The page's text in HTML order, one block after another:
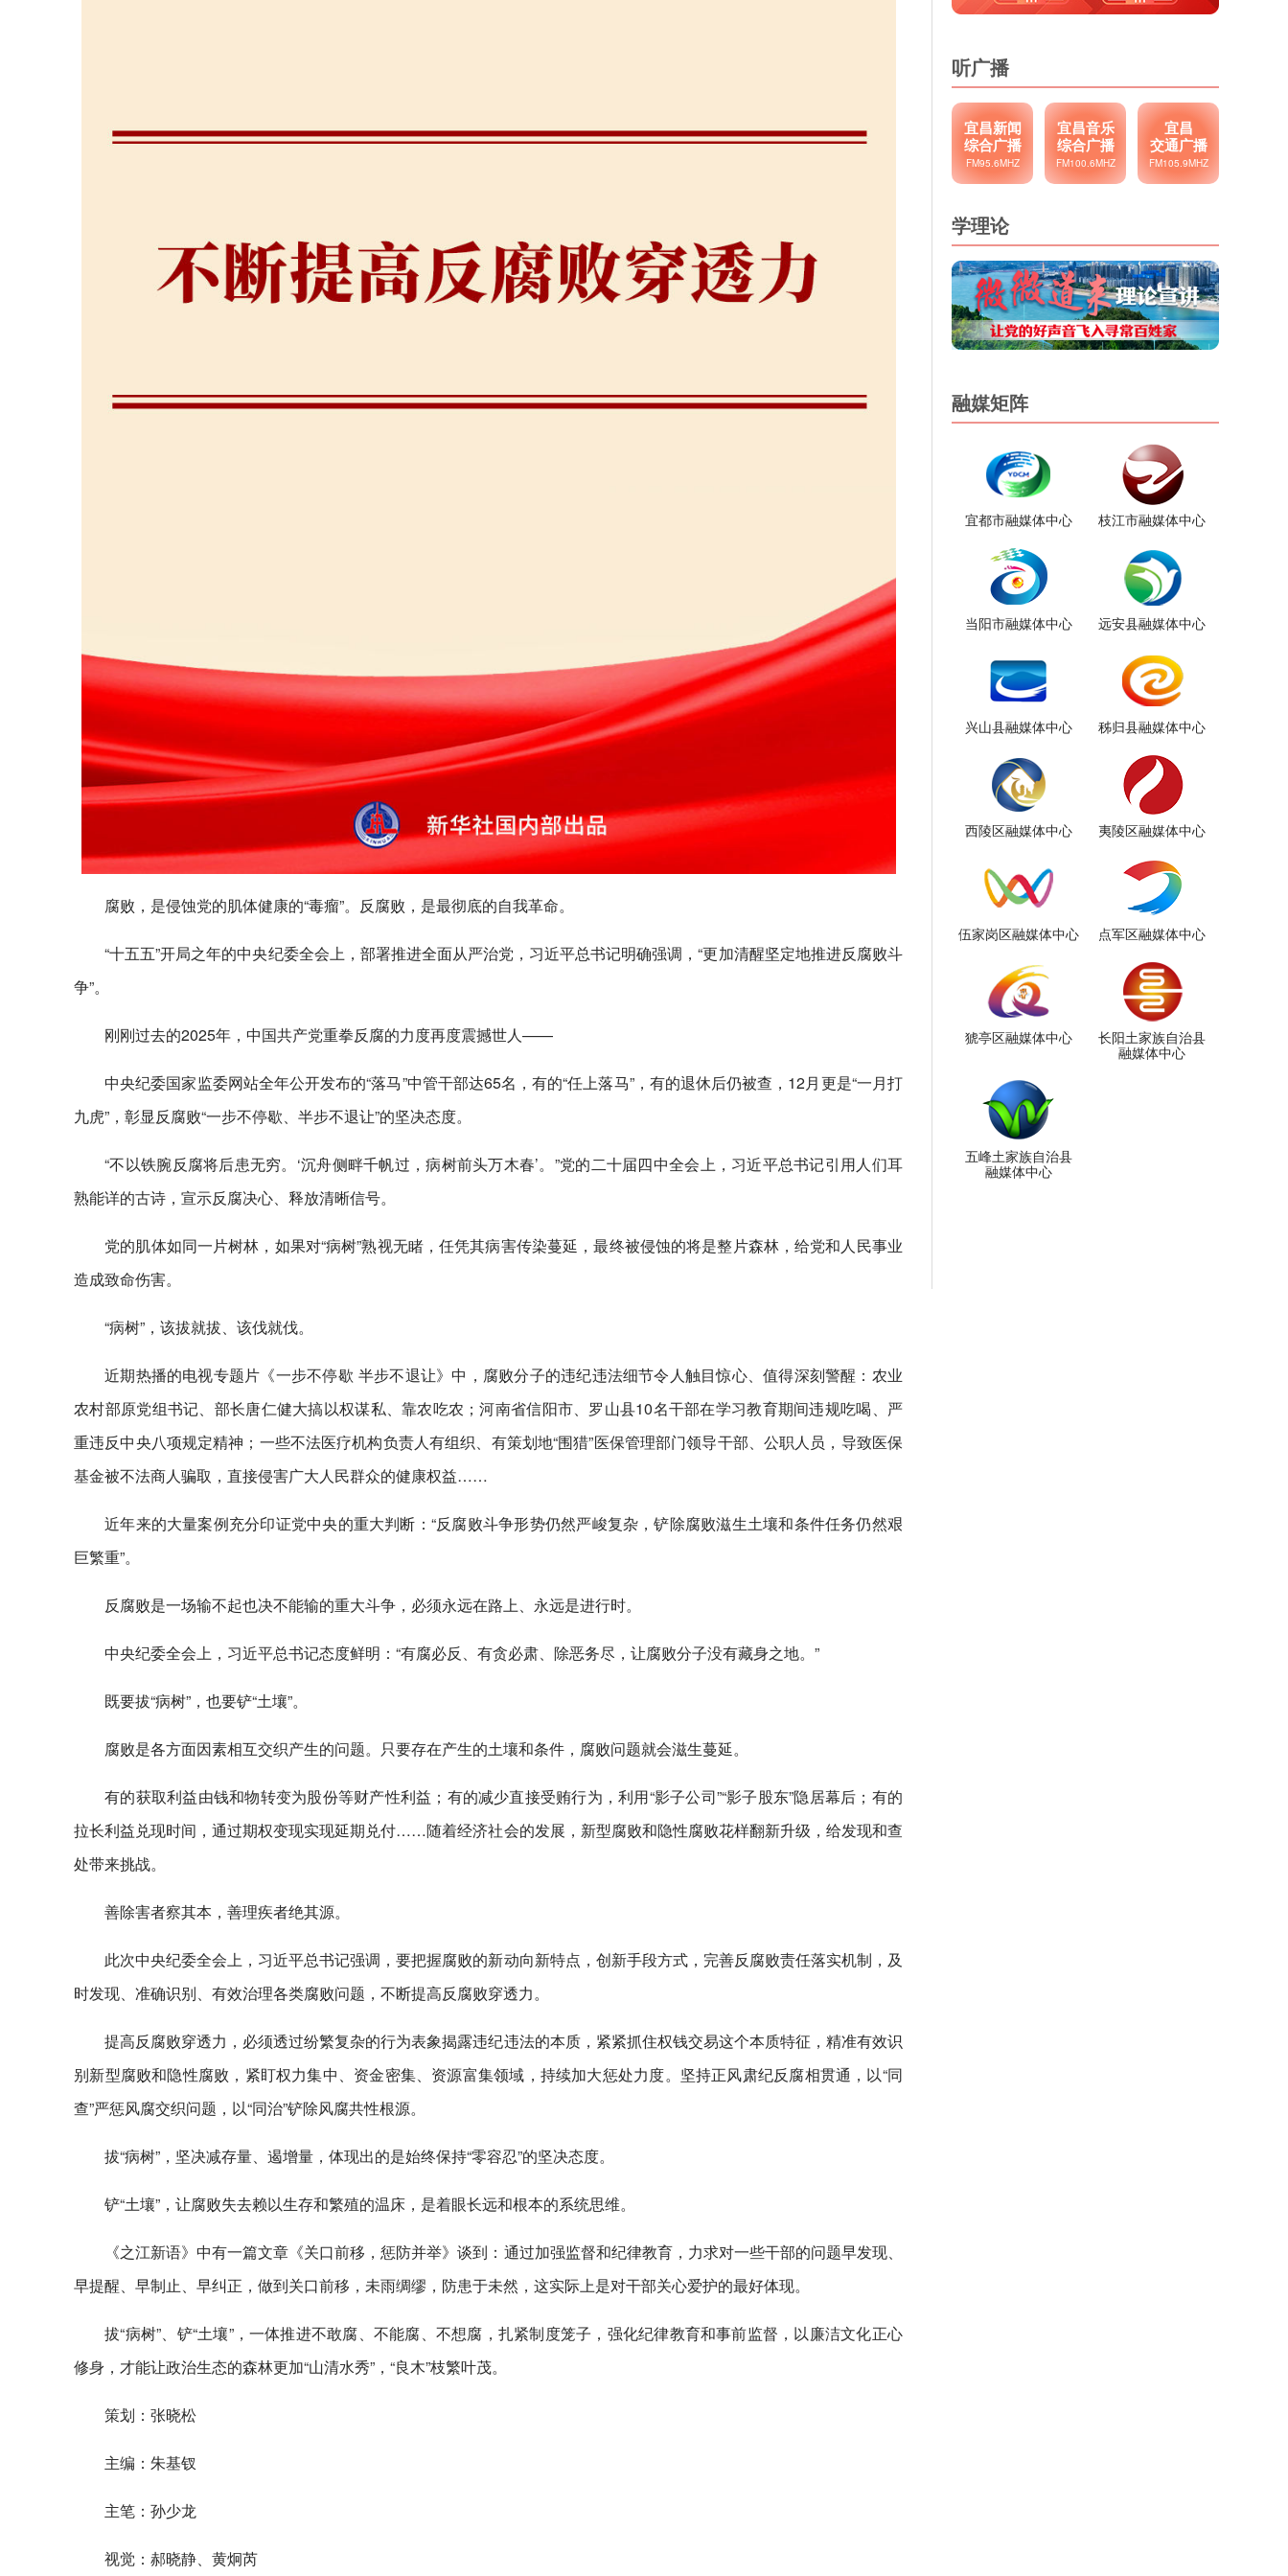
腐败，是侵蚀党的肌体健康的“毒瘤”。反腐败，是最彻底的自我革命。
“十五五”开局之年的中央纪委全会上，部署推进全面从严治党，习近平总书记明确强调，“更加清醒坚定地推进反腐败斗
争”。
刚刚过去的2025年，中国共产党重拳反腐的力度再度震撼世人——
中央纪委国家监委网站全年公开发布的“落马”中管干部达65名，有的“任上落马”，有的退休后仍被查，12月更是“一月打
九虎”，彰显反腐败“一步不停歇、半步不退让”的坚决态度。
“不以铁腕反腐将后患无穷。‘沉舟侧畔千帆过，病树前头万木春’。”党的二十届四中全会上，习近平总书记引用人们耳
熟能详的古诗，宣示反腐决心、释放清晰信号。
党的肌体如同一片树林，如果对“病树”熟视无睹，任凭其病害传染蔓延，最终被侵蚀的将是整片森林，给党和人民事业
造成致命伤害。
“病树”，该拔就拔、该伐就伐。
近期热播的电视专题片《一步不停歇 半步不退让》中，腐败分子的违纪违法细节令人触目惊心、值得深刻警醒：农业
农村部原党组书记、部长唐仁健大搞以权谋私、靠农吃农；河南省信阳市、罗山县10名干部在学习教育期间违规吃喝、严
重违反中央八项规定精神；一些不法医疗机构负责人有组织、有策划地“围猎”医保管理部门领导干部、公职人员，导致医保
基金被不法商人骗取，直接侵害广大人民群众的健康权益……
近年来的大量案例充分印证党中央的重大判断：“反腐败斗争形势仍然严峻复杂，铲除腐败滋生土壤和条件任务仍然艰
巨繁重”。
反腐败是一场输不起也决不能输的重大斗争，必须永远在路上、永远是进行时。
中央纪委全会上，习近平总书记态度鲜明：“有腐必反、有贪必肃、除恶务尽，让腐败分子没有藏身之地。”
既要拔“病树”，也要铲“土壤”。
腐败是各方面因素相互交织产生的问题。只要存在产生的土壤和条件，腐败问题就会滋生蔓延。
有的获取利益由钱和物转变为股份等财产性利益；有的减少直接受贿行为，利用“影子公司”“影子股东”隐居幕后；有的
拉长利益兑现时间，通过期权变现实现延期兑付……随着经济社会的发展，新型腐败和隐性腐败花样翻新升级，给发现和查
处带来挑战。
善除害者察其本，善理疾者绝其源。
此次中央纪委全会上，习近平总书记强调，要把握腐败的新动向新特点，创新手段方式，完善反腐败责任落实机制，及
时发现、准确识别、有效治理各类腐败问题，不断提高反腐败穿透力。
提高反腐败穿透力，必须透过纷繁复杂的行为表象揭露违纪违法的本质，紧紧抓住权钱交易这个本质特征，精准有效识
别新型腐败和隐性腐败，紧盯权力集中、资金密集、资源富集领域，持续加大惩处力度。坚持正风肃纪反腐相贯通，以“同
查”严惩风腐交织问题，以“同治”铲除风腐共性根源。
拔“病树”，坚决减存量、遏增量，体现出的是始终保持“零容忍”的坚决态度。
铲“土壤”，让腐败失去赖以生存和繁殖的温床，是着眼长远和根本的系统思维。
《之江新语》中有一篇文章《关口前移，惩防并举》谈到：通过加强监督和纪律教育，力求对一些干部的问题早发现、
早提醒、早制止、早纠正，做到关口前移，未雨绸缪，防患于未然，这实际上是对干部关心爱护的最好体现。
拔“病树”、铲“土壤”，一体推进不敢腐、不能腐、不想腐，扎紧制度笼子，强化纪律教育和事前监督，以廉洁文化正心
修身，才能让政治生态的森林更加“山清水秀”，“良木”枝繁叶茂。
策划：张晓松
主编：朱基钗
主笔：孙少龙
视觉：郝晓静、黄炯芮
听广播
宜昌新闻
综合广播
FM95.6MHZ
宜昌音乐
综合广播
FM100.6MHZ
宜昌
交通广播
FM105.9MHZ
学理论
融媒矩阵
宜都市融媒体中心 枝江市融媒体中心
当阳市融媒体中心 远安县融媒体中心
兴山县融媒体中心 秭归县融媒体中心
西陵区融媒体中心 夷陵区融媒体中心
伍家岗区融媒体中心 点军区融媒体中心
猇亭区融媒体中心
长阳土家族自治县
融媒体中心
五峰土家族自治县
融媒体中心